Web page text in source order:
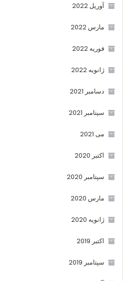
آوریل 2022
مارس 2022
فوریه 2022
ژانویه 2022
دسامبر 2021
سپتامبر 2021
می 2021
اکتبر 2020
سپتامبر 2020
مارس 2020
ژانویه 2020
اکتبر 2019
سپتامبر 2019